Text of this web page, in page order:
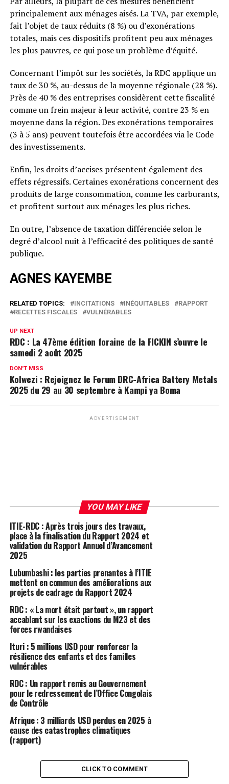
principalement aux ménages aisés. La TVA, par exemple,
fait l’objet de taux réduits (8 %) ou d’exonérations
totales, mais ces dispositifs profitent peu aux ménages
les plus pauvres, ce qui pose un problème d’équité.
Concernant l’impôt sur les sociétés, la RDC applique un
taux de 30 %, au-dessus de la moyenne régionale (28 %).
Près de 40 % des entreprises considèrent cette fiscalité
comme un frein majeur à leur activité, contre 23 % en
moyenne dans la région. Des exonérations temporaires
(3 à 5 ans) peuvent toutefois être accordées via le Code
des investissements.
Enfin, les droits d’accises présentent également des
effets régressifs. Certaines exonérations concernent des
produits de large consommation, comme les carburants,
et profitent surtout aux ménages les plus riches.
En outre, l’absence de taxation différenciée selon le
degré d’alcool nuit à l’efficacité des politiques de santé
publique.
AGNES KAYEMBE
RELATED TOPICS: INCITATIONS INÉQUITABLES
RAPPORT
RECETTES FISCALES
VULNÉRABLES
UP NEXT
RDC : La 47ème édition foraine de la FICKIN s’ouvre le
samedi 2 août 2025
DON'T MISS
Kolwezi : Rejoignez le Forum DRC-Africa Battery Metals
2025 du 29 au 30 septembre à Kampi ya Boma
ADVERTISEMENT
YOU MAY LIKE
ITIE-RDC : Après trois jours des travaux,
place à la finalisation du Rapport 2024 et
validation du Rapport Annuel d’Avancement
2025
Lubumbashi : les parties prenantes à l’ITIE
mettent en commun des améliorations aux
projets de cadrage du Rapport 2024
RDC : « La mort était partout », un rapport
accablant sur les exactions du M23 et des
forces rwandaises
Ituri : 5 millions USD pour renforcer la
résilience des enfants et des familles
vulnérables
RDC : Un rapport remis au Gouvernement
pour le redressement de l’Office Congolais
de Contrôle
Afrique : 3 milliards USD perdus en 2025 à
cause des catastrophes climatiques
(rapport)
CLICK TO COMMENT